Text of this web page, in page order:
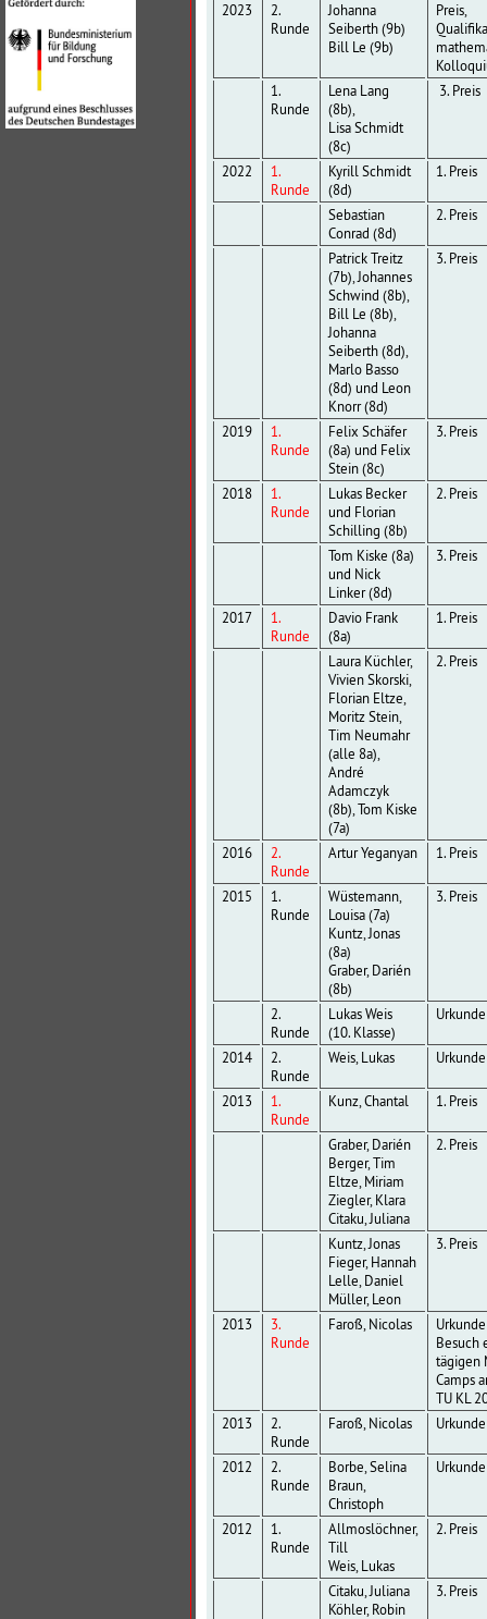
2023
2.
Runde
Johanna
Seiberth (9b)
Bill Le (9b)
Preis,
1.
Runde
Lena Lang
(8b),
Lisa Schmidt
(8c)
3. Preis
2022
1.
Runde
Kyrill Schmidt
(8d)
1. Preis
Sebastian
Conrad (8d)
2. Preis
Patrick Treitz
(7b), Johannes
Schwind (8b),
Bill Le (8b),
Johanna
Seiberth (8d),
Marlo Basso
(8d) und Leon
Knorr (8d)
3. Preis
2019
1.
Runde
Felix Schäfer
(8a) und Felix
Stein (8c)
3. Preis
2018
1.
Runde
Lukas Becker
und Florian
Schilling (8b)
2. Preis
Tom Kiske (8a)
und Nick
Linker (8d)
3. Preis
2017
1.
Runde
Davio Frank
(8a)
1. Preis
Laura Küchler,
Vivien Skorski,
Florian Eltze,
Moritz Stein,
Tim Neumahr
(alle 8a),
André
Adamczyk
(8b), Tom Kiske
(7a)
2. Preis
2016
2.
Runde
Artur Yeganyan 1. Preis
2015
1.
Runde
Wüstemann,
Louisa (7a)
Kuntz, Jonas
(8a)
Graber, Darién
(8b)
3. Preis
2.
Runde
Lukas Weis
(10. Klasse)
Urkunde
2014
2.
Runde
Weis, Lukas Urkunde
2013
1.
Runde
Kunz, Chantal 1. Preis
Graber, Darién
Berger, Tim
Eltze, Miriam
Ziegler, Klara
Citaku, Juliana
2. Preis
Kuntz, Jonas
Fieger, Hannah
Lelle, Daniel
Müller, Leon
3. Preis
2013
3.
Runde
Faroß, Nicolas
Besuch
tägigen
Camps
TU KL
2013
2.
Runde
Faroß, Nicolas Urkunde
2012
2.
Runde
Borbe, Selina
Braun,
Christoph
Urkunde
2012
1.
Runde
Allmoslöchner,
Till
Weis, Lukas
2. Preis
Citaku, Juliana
Köhler, Robin
3. Preis